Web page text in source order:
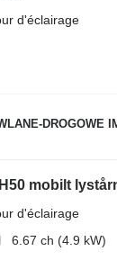
d'éclairage
DROGOWE
mobilt
d'éclairage
6.67 ch (4.9 kW)